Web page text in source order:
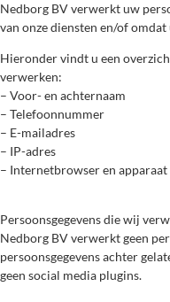
Nedborg BV verwerkt uw
van onze diensten en/of
Hieronder vindt u een
verwerken:
– Voor- en achternaam
– Telefoonnummer
– E-mailadres
– IP-adres
– Internetbrowser en apparaat
Persoonsgegevens die wij
Nedborg BV verwerkt geen
persoonsgegevens achter
geen social media plugins.